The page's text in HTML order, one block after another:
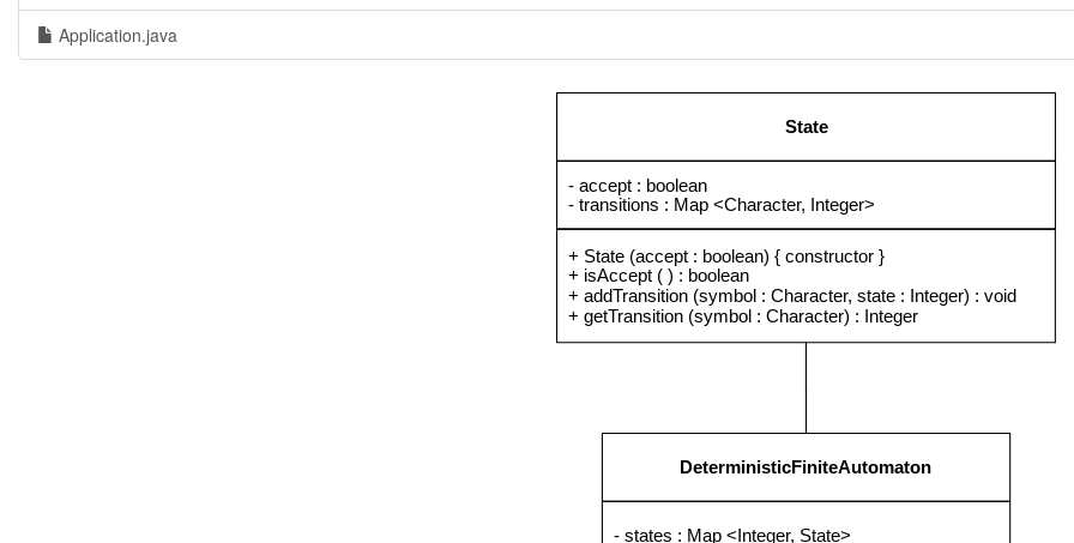
Application.java